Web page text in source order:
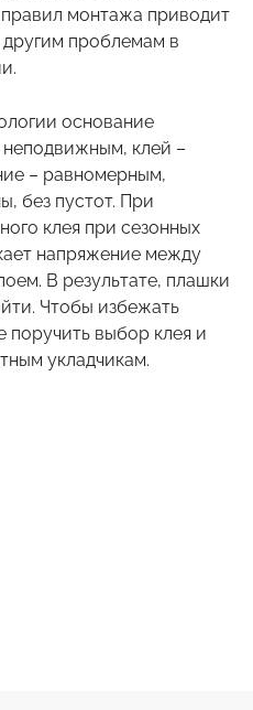
монтажа приводит
проблемам в
основание
клей –
– равномерным,
без пустот. При
клея при сезонных
напряжение между
В результате, плашки
Чтобы избежать
поручить выбор клея и
укладчикам.